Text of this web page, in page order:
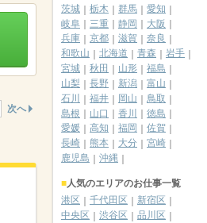
次へ
茨城
栃木 群馬
愛知
岐阜
三重 静岡
大阪
兵庫
京都 滋賀
奈良
和歌山
北海道 青森
岩手
宮城
秋田 山形
福島
山梨
長野 新潟
富山
石川
福井 岡山
鳥取
島根
山口 香川
徳島
愛媛
高知 福岡
佐賀
長崎
熊本 大分
宮崎
鹿児島
沖縄
人気のエリアのお仕事一覧
港区
千代田区
新宿区
中央区
渋谷区
品川区